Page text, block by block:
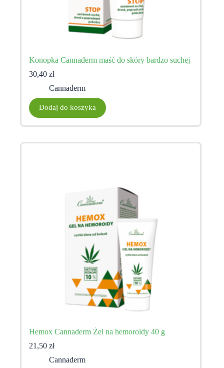
Konopka Cannaderm maść do skóry bardzo suchej
30,40 zł
Cannaderm
Dodaj do koszyka
Hemox Cannaderm Żel na hemoroidy 40 g
21,50 zł
Cannaderm